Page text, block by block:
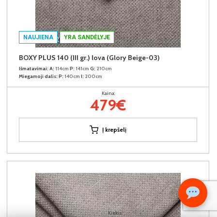
Kiekis:
NAUJIENA YRA SANDĖLYJE
BOXY PLUS 140 (III gr.) lova (Glory Beige-03)
Išmatavimai: A: 114cm P: 141cm G: 210cm
Miegamoji dalis: P: 140cm I: 200cm
Kaina:
479€
Į krepšelį